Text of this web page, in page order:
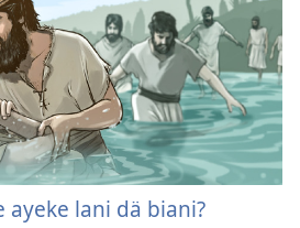
ayeke lani dä biani?